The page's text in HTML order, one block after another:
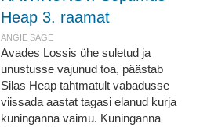
Heap 3. raamat
ANGIE SAGE
Avades Lossis ühe suletud ja
unustusse vajunud toa, päästab
Silas Heap tahtmatult vabadusse
viissada aastat tagasi elanud kurja
kuninganna vaimu. Kuninganna